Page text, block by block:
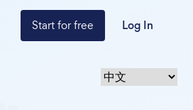
Start for free Log In